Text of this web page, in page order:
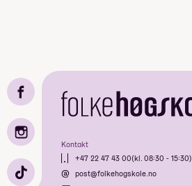
Kontakt
+47 22 47 43 00(kl. 08:30 - 15:30)
post@folkehogskole.no